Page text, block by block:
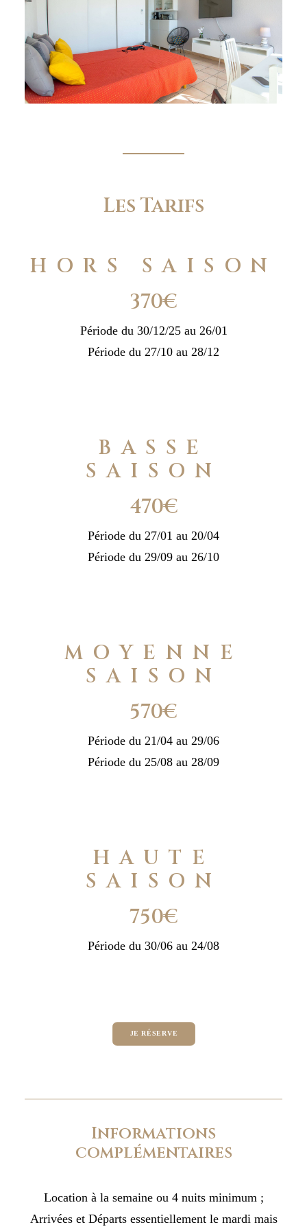
Les Tarifs
HORS SAISON
370€
Période du 30/12/25 au 26/01
Période du 27/10 au 28/12
BASSE
SAISON
470€
Période du 27/01 au 20/04
Période du 29/09 au 26/10
MOYENNE
SAISON
570€
Période du 21/04 au 29/06
Période du 25/08 au 28/09
HAUTE
SAISON
750€
Période du 30/06 au 24/08
JE RÉSERVE
Informations
complémentaires
Location à la semaine ou 4 nuits minimum ;
Arrivées et Départs essentiellement le mardi mais